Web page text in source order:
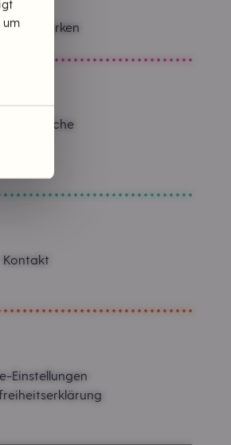
& Marken
Kontakt
Einstellungen